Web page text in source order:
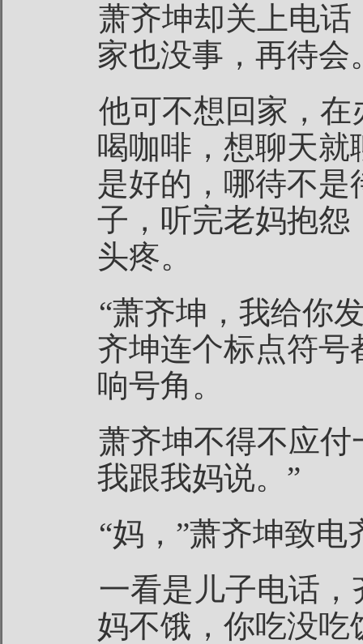
萧齐坤却关上电话
家也没事，再待会
他可不想回家，
喝咖啡，想聊天就
是好的，哪待不
子，听完老妈抱怨
头疼。
“萧齐坤，我给你
齐坤连个标点符号
响号角。
萧齐坤不得不应付
我跟我妈说。”
“妈，”萧齐坤致电
一看是儿子电话
妈不饿，你吃没吃